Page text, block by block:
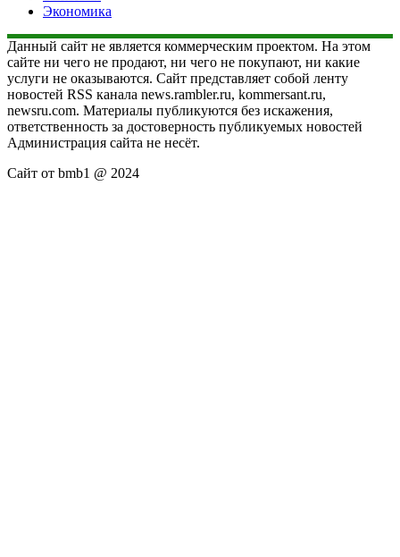
Экономика
Данный сайт не является коммерческим проектом. На этом
сайте ни чего не продают, ни чего не покупают, ни какие
услуги не оказываются. Сайт представляет собой ленту
новостей RSS канала news.rambler.ru, kommersant.ru,
newsru.com. Материалы публикуются без искажения,
ответственность за достоверность публикуемых новостей
Администрация сайта не несёт.
Сайт от bmb1 @ 2024